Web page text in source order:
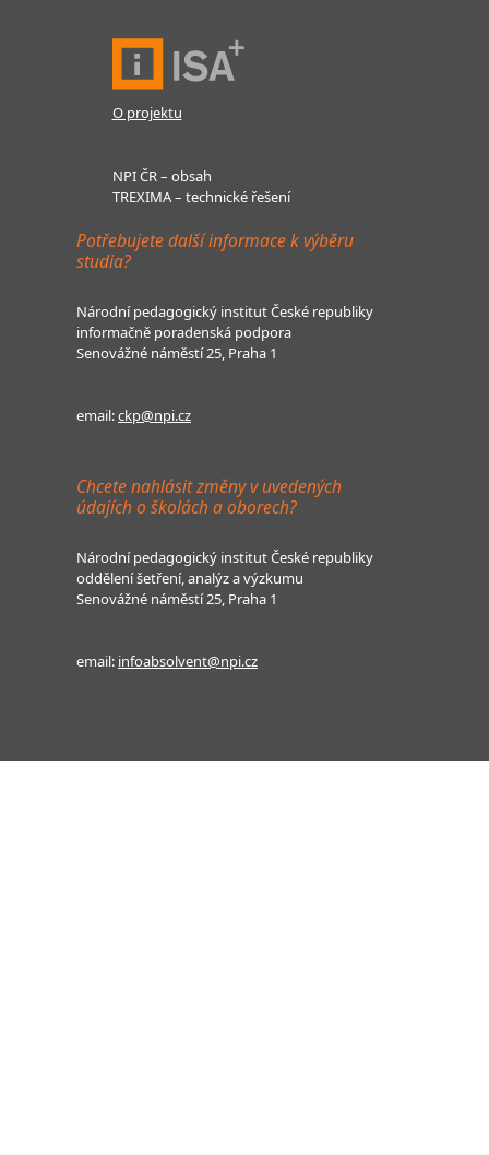
O projektu
NPI ČR – obsah
TREXIMA – technické řešení
Potřebujete další informace k výběru
studia?
Národní pedagogický institut České republiky
informačně poradenská podpora
Senovážné náměstí 25, Praha 1
email:ckp@npi.cz
Chcete nahlásit změny v uvedených
údajích o školách a oborech?
Národní pedagogický institut České republiky
oddělení šetření, analýz a výzkumu
Senovážné náměstí 25, Praha 1
email: infoabsolvent@npi.cz